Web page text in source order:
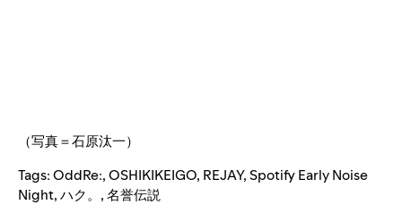
（写真＝石原汰一）
Tags:OddRe:,OSHIKIKEIGO, REJAY,Spotify Early Noise
Night,ハク。 ,名誉伝説